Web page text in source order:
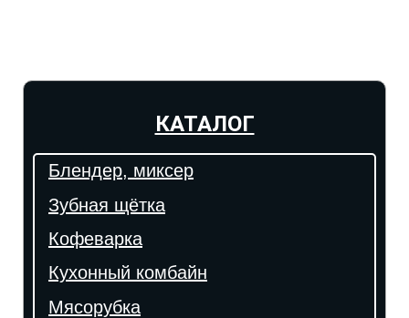
КАТАЛОГ
Блендер, миксер
Зубная щётка
Кофеварка
Кухонный комбайн
Мясорубка